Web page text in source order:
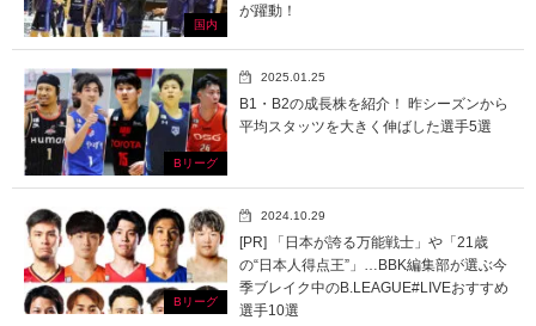
国内
が躍動！
Bリーグ
2025.01.25
B1・B2の成長株を紹介！ 昨シーズンから
平均スタッツを大きく伸ばした選手5選
Bリーグ
2024.10.29
[PR] 「日本が誇る万能戦士」や「21歳
の“日本人得点王”」…BBK編集部が選ぶ今
季ブレイク中のB.LEAGUE#LIVEおすすめ
選手10選